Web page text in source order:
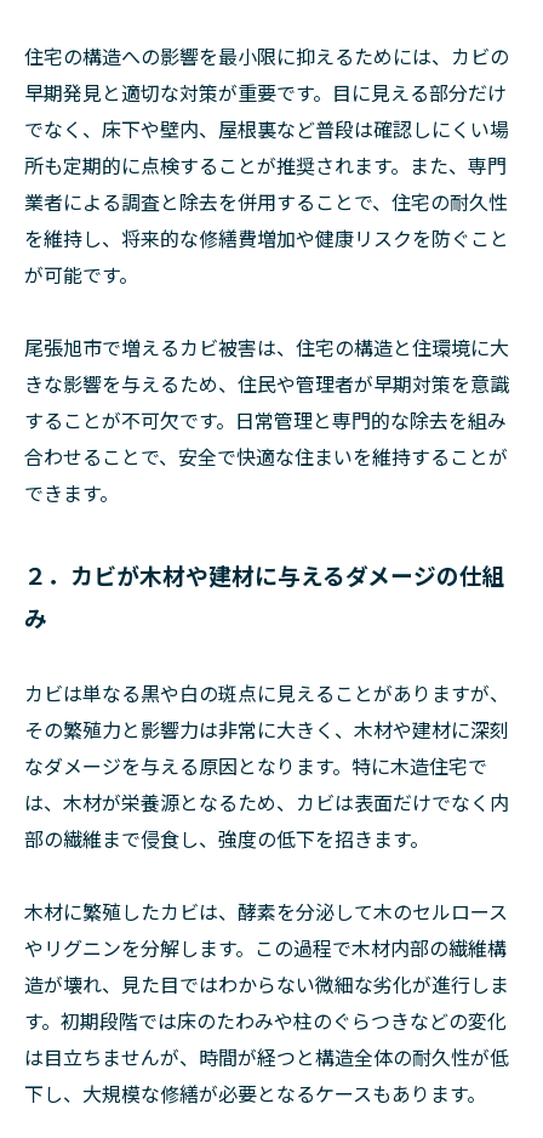
住宅の構造への影響を最小限に抑えるためには、カビの
早期発見と適切な対策が重要です。目に見える部分だけ
でなく、床下や壁内、屋根裏など普段は確認しにくい場
所も定期的に点検することが推奨されます。また、専門
業者による調査と除去を併用することで、住宅の耐久性
を維持し、将来的な修繕費増加や健康リスクを防ぐこと
が可能です。
尾張旭市で増えるカビ被害は、住宅の構造と住環境に大
きな影響を与えるため、住民や管理者が早期対策を意識
することが不可欠です。日常管理と専門的な除去を組み
合わせることで、安全で快適な住まいを維持することが
できます。
２．カビが木材や建材に与えるダメージの仕組
み
カビは単なる黒や白の斑点に見えることがありますが、
その繁殖力と影響力は非常に大きく、木材や建材に深刻
なダメージを与える原因となります。特に木造住宅で
は、木材が栄養源となるため、カビは表面だけでなく内
部の繊維まで侵食し、強度の低下を招きます。
木材に繁殖したカビは、酵素を分泌して木のセルロース
やリグニンを分解します。この過程で木材内部の繊維構
造が壊れ、見た目ではわからない微細な劣化が進行しま
す。初期段階では床のたわみや柱のぐらつきなどの変化
は目立ちませんが、時間が経つと構造全体の耐久性が低
下し、大規模な修繕が必要となるケースもあります。